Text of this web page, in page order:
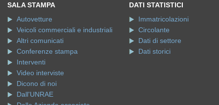
SALA STAMPA
Autovetture
Veicoli commerciali e industriali
Altri comunicati
Conferenze stampa
Interventi
Video interviste
Dicono di noi
Dall'UNRAE
DATI STATISTICI
Immatricolazioni
Circolante
Dati di settore
Dati storici